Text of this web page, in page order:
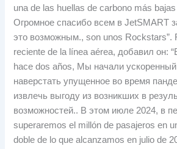
una de las huellas de carbono más
Огромное спасибо всем в JetSMART
это возможным.,son unos Rockstars”.
reciente de la línea aérea, добавил он:
hace dos años, Мы начали ускоренный
наверстать упущенное во время
извлечь выгоду из возникших в
возможностей.. В этом июле 2024, в
superaremos el millón de pasajeros en
doble de lo que alcanzamos en julio de